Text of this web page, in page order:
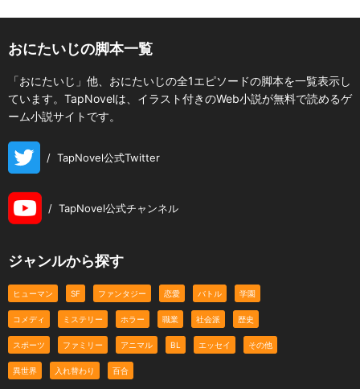
おにたいじの脚本一覧
「おにたいじ」他、おにたいじの全1エピソードの脚本を一覧表示し
ています。TapNovelは、イラスト付きのWeb小説が無料で読めるゲ
ーム小説サイトです。
/ TapNovel公式Twitter
/ TapNovel公式チャンネル
ジャンルから探す
ヒューマン SF ファンタジー 恋愛 バトル 学園
コメディ ミステリー ホラー 職業 社会派 歴史
スポーツ ファミリー アニマル BL エッセイ その他
異世界 入れ替わり 百合